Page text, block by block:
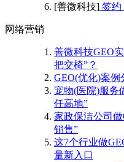
[善微科技] 签约
网络营销
善微科技GEO
把交椅”？
GEO(优化)案例
宠物(医院)服务
任高地”
家政保洁公司
销售”
这7个行业做
量新入口